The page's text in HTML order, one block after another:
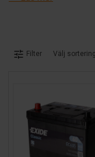
Filter Välj sortering